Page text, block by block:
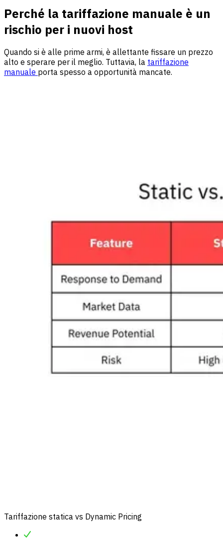
Perché la tariffazione manuale è un
rischio per i nuovi host
Quando si è alle prime armi, è allettante fissare un prezzo
alto e sperare per il meglio. Tuttavia, la tariffazione
manuale porta spesso a opportunità mancate.
Tariffazione statica vs Dynamic Pricing